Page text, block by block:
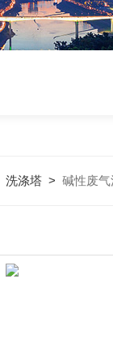
洗涤塔> 碱性废